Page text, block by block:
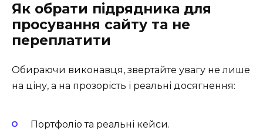
Як обрати підрядника для
просування сайту та не
переплатити
Обираючи виконавця, звертайте увагу не лише
на ціну, а на прозорість і реальні досягнення:
Портфоліо та реальні кейси.